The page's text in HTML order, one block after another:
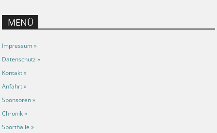
MENÜ
Impressum »
Datenschutz »
Kontakt »
Anfahrt »
Sponsoren »
Chronik »
Sporthalle »